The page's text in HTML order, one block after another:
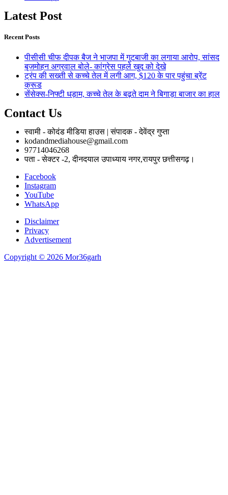
Latest Post
Recent Posts
पीसीसी चीफ दीपक बैज ने भाजपा में गुटबाजी का लगाया आरोप, सांसद
बृजमोहन अग्रवाल बोले- कांग्रेस पहले खुद को देखे
ट्रंप की सख्ती से कच्चे तेल में लगी आग, $120 के पार पहुंचा ब्रेंट
क्रूड
सेंसेक्स-निफ्टी धड़ाम, कच्चे तेल के बढ़ते दाम ने बिगाड़ा बाजार का हाल
Contact Us
स्वामी - कोदंड मीडिया हाउस | संपादक - देवेंद्र गुप्ता
kodandmediahouse@gmail.com
97714046268
पता - सेक्टर -2, दीनदयाल उपाध्याय नगर,रायपुर छत्तीसगढ़।
Facebook
Instagram
YouTube
WhatsApp
Disclaimer
Privacy
Advertisement
Copyright © 2026 Mor36garh